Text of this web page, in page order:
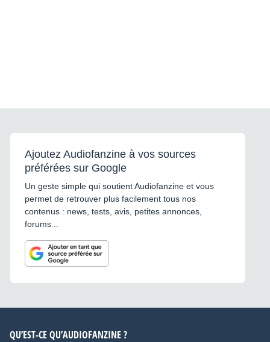
Ajoutez Audiofanzine à vos sources
préférées sur Google
Un geste simple qui soutient Audiofanzine et vous
permet de retrouver plus facilement tous nos
contenus : news, tests, avis, petites annonces,
forums...
QU’EST-CE QU’AUDIOFANZINE ?